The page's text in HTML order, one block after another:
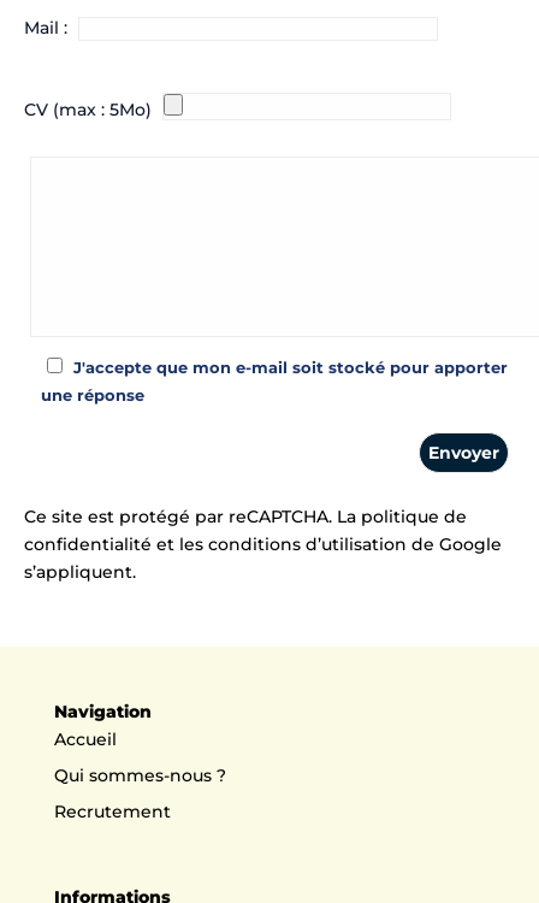
Mail :
CV (max : 5Mo)
J'accepte que mon e-mail soit stocké pour apporter
une réponse
Ce site est protégé par reCAPTCHA. La politique de
confidentialité et les conditions d’utilisation de Google
s’appliquent.
Navigation
Accueil
Qui sommes-nous ?
Recrutement
Informations